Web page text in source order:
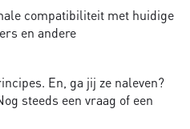
compatibiliteit met huidige
en andere
En, ga jij ze naleven?
steeds een vraag of een